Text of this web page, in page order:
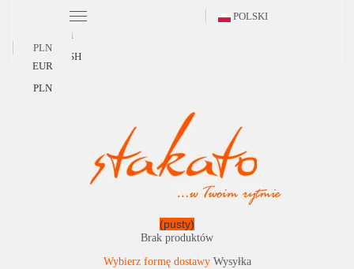
POLSKI
Polski
ENGLISH
PLN
EUR
PLN
(pusty)
Brak produktów
Wybierz formę dostawy Wysyłka